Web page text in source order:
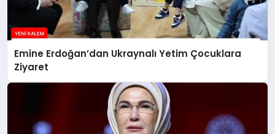
Emine Erdoğan’dan Ukraynalı Yetim Çocuklara
Ziyaret